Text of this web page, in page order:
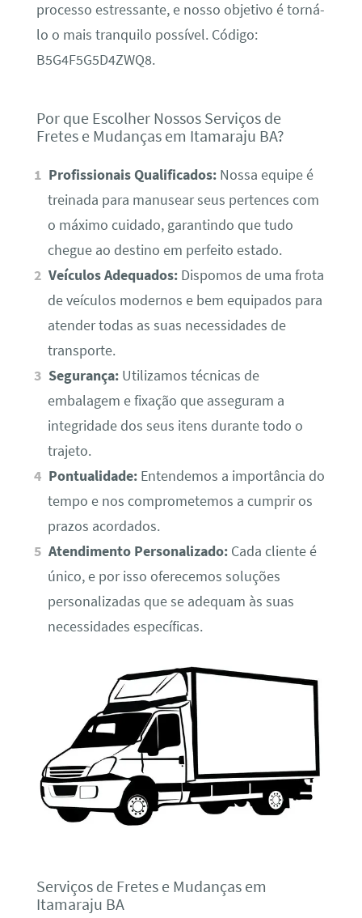
processo estressante, e nosso objetivo é torná-
lo o mais tranquilo possível. Código:
B5G4F5G5D4ZWQ8.
Por que Escolher Nossos Serviços de
Fretes e Mudanças em Itamaraju BA?
Profissionais Qualificados: Nossa equipe é
treinada para manusear seus pertences com
o máximo cuidado, garantindo que tudo
chegue ao destino em perfeito estado.
Veículos Adequados: Dispomos de uma frota
de veículos modernos e bem equipados para
atender todas as suas necessidades de
transporte.
Segurança: Utilizamos técnicas de
embalagem e fixação que asseguram a
integridade dos seus itens durante todo o
trajeto.
Pontualidade: Entendemos a importância do
tempo e nos comprometemos a cumprir os
prazos acordados.
Atendimento Personalizado: Cada cliente é
único, e por isso oferecemos soluções
personalizadas que se adequam às suas
necessidades específicas.
Serviços de Fretes e Mudanças em
Itamaraju BA